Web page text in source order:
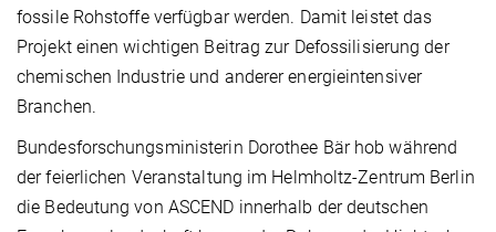
fossile Rohstoffe verfügbar werden. Damit leistet das
Projekt einen wichtigen Beitrag zur Defossilisierung der
chemischen Industrie und anderer energieintensiver
Branchen.
Bundesforschungsministerin Dorothee Bär hob während
der feierlichen Veranstaltung im Helmholtz-Zentrum Berlin
die Bedeutung von ASCEND innerhalb der deutschen